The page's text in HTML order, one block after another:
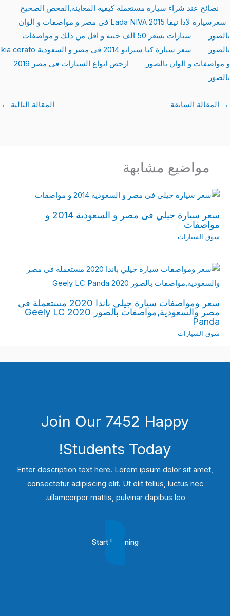
نصائح عند شراء سيارة مستعملة كيفية المعاينة,الفحص الصحيح
سعرسيارة لادا نيفا 2015 Lada NIVA فى مصر و مواصفات و الوان
بالصور
سيارات بسعر 50 الف جنيه و اقل من ذلك و مواصفات
بالصور
سعر سيارة كيا سيراتو 2014 فى مصر و السعودية kia cerato
و مواصفات و الوان بالصور
ارخص انواع السيارات فى مصر 2019
بالصور
→ المقالة السابقة المقالة التالية ←
مواضيع مشابهة
سعر سيارة جيلي فى مصر و السعودية 2014 و
مواصفات
سوق السيارات
سعر ومواصفات سيارة جيلي باندا 2020 مستعملة فى
مصر والسعودية,مواصفات بالصور 2020 Geely LC
Panda
سوق السيارات
Join Our 7452 Happy
Students​ Today!
Enter description text here. Lorem ipsum dolor sit amet,
consectetur adipiscing elit. Ut elit tellus, luctus nec
ullamcorper mattis, pulvinar dapibus leo.​
Start Learning